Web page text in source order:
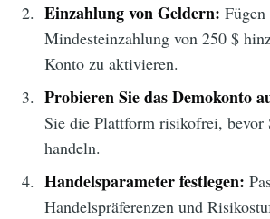
Einzahlung von Geldern:
Mindesteinzahlung von 250 $
Konto zu aktivieren.
Probieren Sie das Demokonto
Sie die Plattform risikofrei, bevor
handeln.
Handelsparameter festlegen:
Handelspräferenzen und